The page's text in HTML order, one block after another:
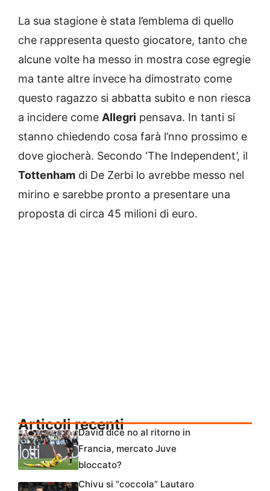
La sua stagione è stata l’emblema di quello
che rappresenta questo giocatore, tanto che
alcune volte ha messo in mostra cose egregie
ma tante altre invece ha dimostrato come
questo ragazzo si abbatta subito e non riesca
a incidere come Allegri pensava. In tanti si
stanno chiedendo cosa farà l’nno prossimo e
dove giocherà. Secondo ‘The Independent’, il
Tottenham di De Zerbi lo avrebbe messo nel
mirino e sarebbe pronto a presentare una
proposta di circa 45 milioni di euro.
Articoli recentiDavid dice no al ritorno in
Francia, mercato Juve
bloccato?
Chivu si “coccola” Lautaro